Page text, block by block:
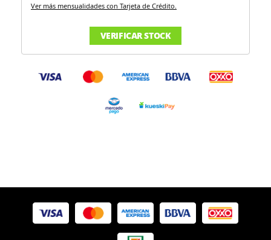
Ver más mensualidades con Tarjeta de Crédito.
VERIFICAR STOCK